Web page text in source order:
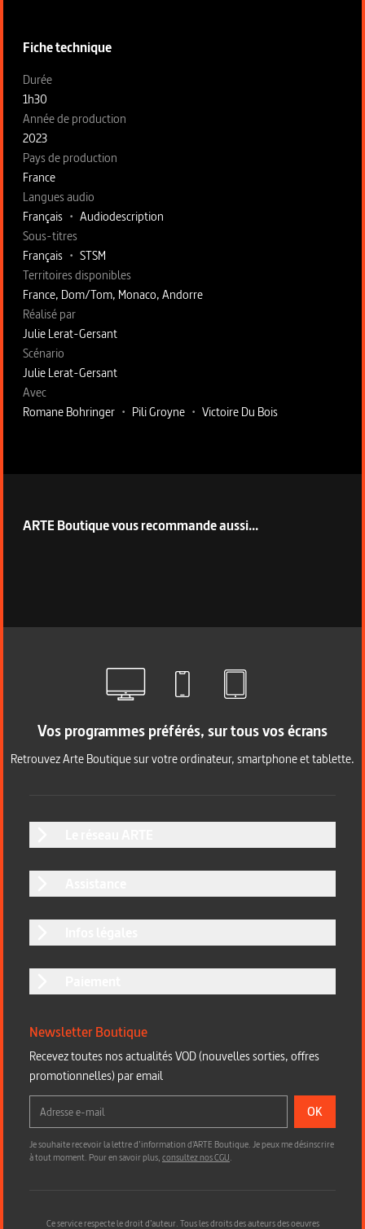
Fiche technique
Fiche technique section gauche
Durée
1h30
Année de production
2023
Pays de production
France
Langues audio
Français • Audiodescription
Sous-titres
Français • STSM
Territoires disponibles
France, Dom/Tom, Monaco, Andorre
Fiche technique section droite
Réalisé par
Julie Lerat-Gersant
Scénario
Julie Lerat-Gersant
Avec
Romane Bohringer • Pili Groyne • Victoire Du Bois
ARTE Boutique vous recommande aussi...
Vos programmes préférés, sur tous vos écrans
Retrouvez Arte Boutique sur votre ordinateur, smartphone et tablette.
Newsletter Boutique
Recevez toutes nos actualités VOD (nouvelles sorties, offres
promotionnelles) par email
OK
Je souhaite recevoir la lettre d’information d'ARTE Boutique. Je peux me désinscrire
à tout moment. Pour en savoir plus,consultez nos CGU.
Ce service respecte le droit d’auteur. Tous les droits des auteurs des oeuvres